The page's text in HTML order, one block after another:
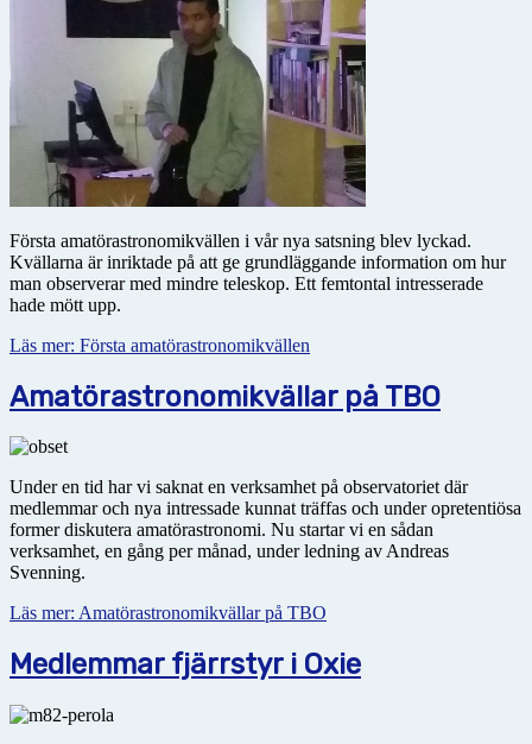
Första amatörastronomikvällen i vår nya satsning blev lyckad.
Kvällarna är inriktade på att ge grundläggande information om hur
man observerar med mindre teleskop. Ett femtontal intresserade
hade mött upp.
Läs mer: Första amatörastronomikvällen
Amatörastronomikvällar på TBO
Under en tid har vi saknat en verksamhet på observatoriet där
medlemmar och nya intressade kunnat träffas och under opretentiösa
former diskutera amatörastronomi. Nu startar vi en sådan
verksamhet, en gång per månad, under ledning av Andreas
Svenning.
Läs mer: Amatörastronomikvällar på TBO
Medlemmar fjärrstyr i Oxie